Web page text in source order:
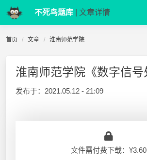
不死鸟题库 | 文章详情
首页 文章 淮南师范学院
发布于： 2021.05.12 - 21:09
文件需付费下载：¥3.60